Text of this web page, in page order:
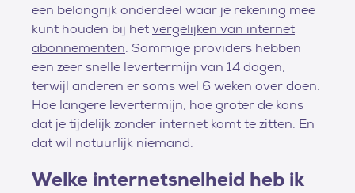
een belangrijk onderdeel waar je rekening mee
kunt houden bij hetvergelijken van internet
abonnementen. Sommige providers hebben
een zeer snelle levertermijn van 14 dagen,
terwijl anderen er soms wel 6 weken over doen.
Hoe langere levertermijn, hoe groter de kans
dat je tijdelijk zonder internet komt te zitten. En
dat wil natuurlijk niemand.
Welke internetsnelheid heb ik